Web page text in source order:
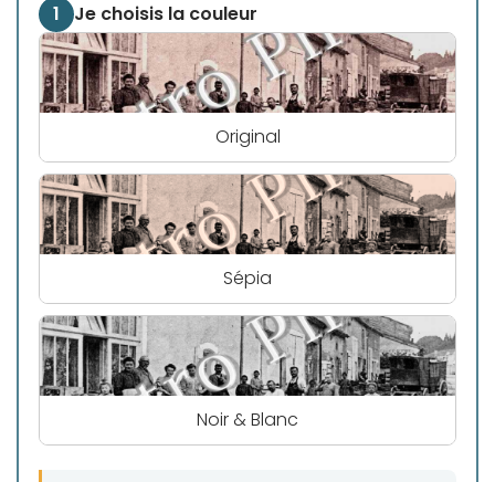
1 Je choisis la couleur
Original
Sépia
Noir & Blanc